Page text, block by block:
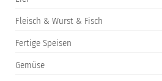
Fleisch & Wurst & Fisch
Fertige Speisen
Gemüse